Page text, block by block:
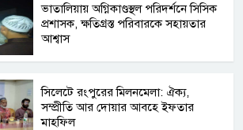
ভাতালিয়ায় অগ্নিকাণ্ডস্থল পরিদর্শনে সিসিক
প্রশাসক, ক্ষতিগ্রস্ত পরিবারকে সহায়তার
আশ্বাস
সিলেটে রংপুরের মিলনমেলা: ঐক্য,
সম্প্রীতি আর দোয়ার আবহে ইফতার
মাহফিল